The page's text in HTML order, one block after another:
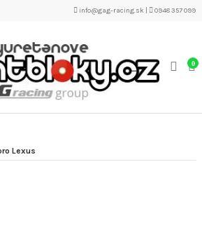
info@gag-racing.sk 0948 357 099
0
Lexus